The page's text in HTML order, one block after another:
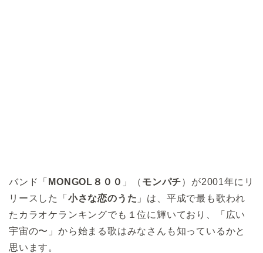
バンド「 MONGOL８００ 」（ モンパチ）が2001年にリ
リースした「 小さな恋のうた 」は、平成で最も歌われ
たカラオケランキングでも１位に輝いており、「広い
宇宙の〜」から始まる歌はみなさんも知っているかと
思います。